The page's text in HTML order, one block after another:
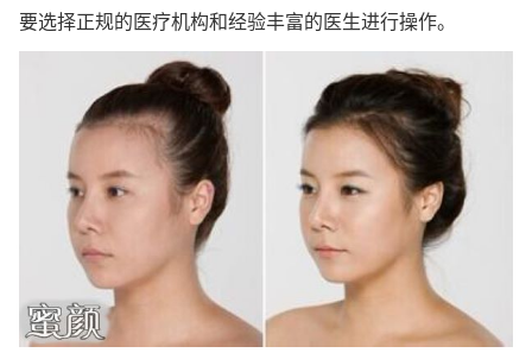
要选择正规的医疗机构和经验丰富的医生进行操作。